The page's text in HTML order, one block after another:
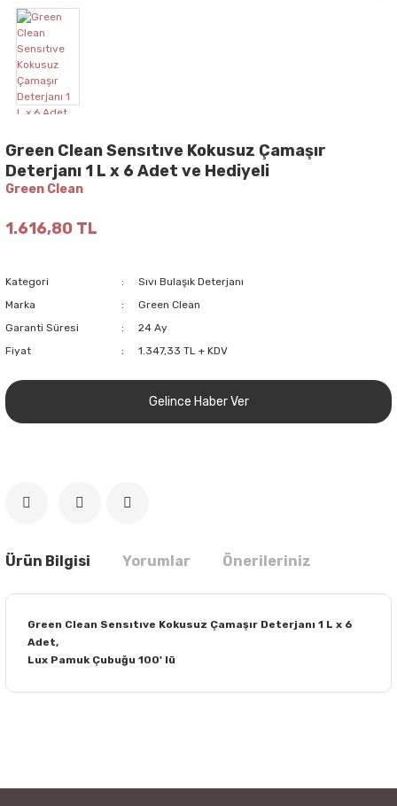
Green Clean Sensıtıve Kokusuz Çamaşır
Deterjanı 1 L x 6 Adet ve Hediyeli
Green Clean
1.616,80 TL
Kategori
Sıvı Bulaşık Deterjanı
Marka
Green Clean
Garanti Süresi
24 Ay
Fiyat
1.347,33 TL + KDV
Gelince Haber Ver
Ürün Bilgisi Yorumlar Önerileriniz
Green Clean Sensıtıve Kokusuz Çamaşır Deterjanı 1 L x 6
Adet,
Lux Pamuk Çubuğu 100' lü